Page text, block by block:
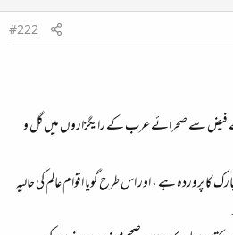
#222
فیض سے صحرائے عرب کے رایگزاروں میں گل و
پروردہ ہے ، اور اس طرح گویا اقوام عالم کی حالیہ